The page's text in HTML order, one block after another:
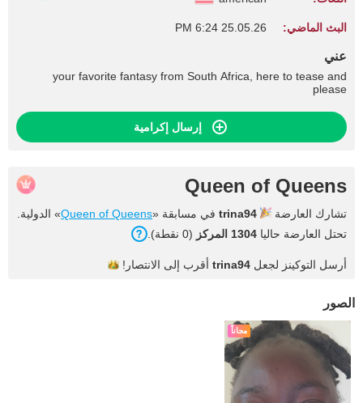
البث الماضي: 25.05.26 6:24 PM
عني
your favorite fantasy from South Africa, here to tease and
please
إرسال إكرامية
Queen of Queens
تشارك العارضة trina94 في مسابقة «Queen of Queens» الدولية.
تحتل العارضة حاليا 1304 المركز (0 نقطة).
أرسل التوكينز لجعل trina94 أقرب إلى الانتصار!
الصور
مجاناً